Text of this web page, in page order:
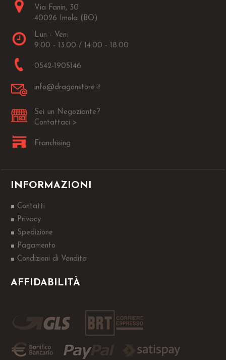
Via Fanin, 30
40026 Imola (BO)
Lun - Ven:
9.00 - 13.00 / 14.00 - 18.00
0542-1905146
info@dragonstore.it
Sei un Negoziante?
Contattaci >
Franchising
INFORMAZIONI
Contatti
Privacy
Spedizione
Pagamento
Condizioni di Vendita
AFFIDABILITÀ